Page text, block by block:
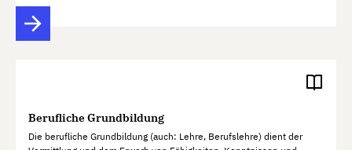
Berufliche Grundbildung
Die berufliche Grundbildung (auch: Lehre, Berufslehre) dient der